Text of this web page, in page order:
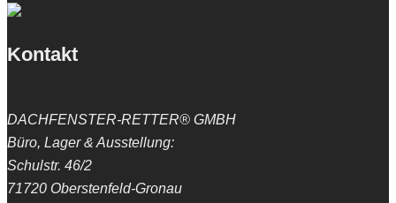
Kontakt
DACHFENSTER-RETTER® GMBH
Büro, Lager & Ausstellung:
Schulstr. 46/2
71720 Oberstenfeld-Gronau